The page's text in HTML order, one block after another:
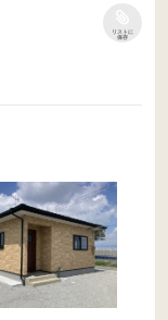
リストに
保存